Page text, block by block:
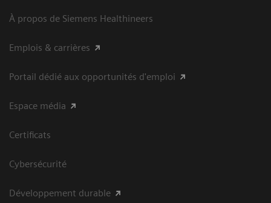
À propos de Siemens Healthineers
Emplois & carrières
Portail dédié aux opportunités d'emploi
Espace média
Certificats
Cybersécurité
Développement durable